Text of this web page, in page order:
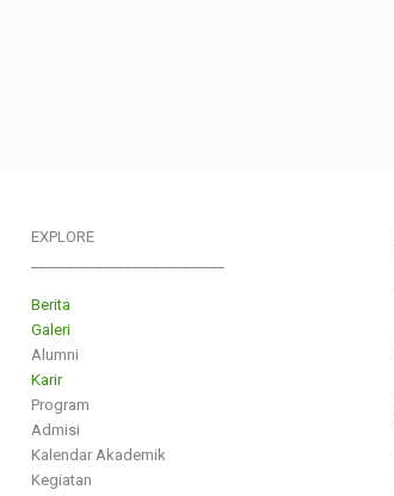
EXPLORE
Berita
Galeri
Alumni
Karir
Program
Admisi
Kalendar Akademik
Kegiatan